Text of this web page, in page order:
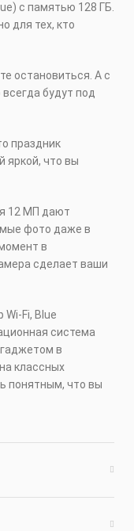
c памятью 128 ГБ.
для тех, кто
остановиться. А с
будут под
праздник
яркой, что вы
12 МП дают
фото даже в
в
сделает ваши
Wi-Fi, Blue
система
в
классных
понятным, что вы